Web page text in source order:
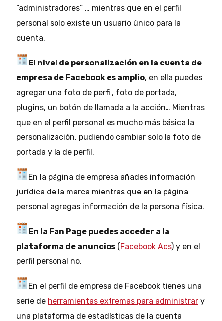
“administradores” … mientras que en el perfil
personal solo existe un usuario único para la
cuenta.
El nivel de personalización en la cuenta de
empresa de Facebook es amplio, en ella puedes
agregar una foto de perfil, foto de portada,
plugins, un botón de llamada a la acción… Mientras
que en el perfil personal es mucho más básica la
personalización, pudiendo cambiar solo la foto de
portada y la de perfil.
En la página de empresa añades información
jurídica de la marca mientras que en la página
personal agregas información de la persona física.
En la Fan Page puedes acceder a la
plataforma de anuncios (Facebook Ads) y en el
perfil personal no.
En el perfil de empresa de Facebook tienes una
serie de herramientas extremas para administrar y
una plataforma de estadísticas de la cuenta